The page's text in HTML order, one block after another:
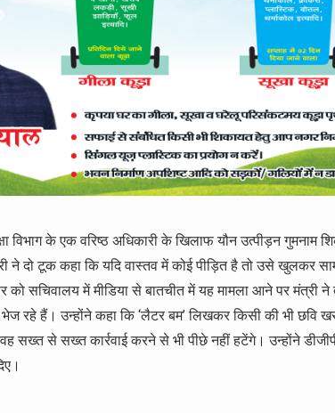
विभाग के एक वरिष्ठ अधिकारी के खिलाफ यौन उत्पीड़न गुमनाम
ने दो टूक कहा कि यदि वास्तव में कोई पीड़ित है तो उसे खुलकर
को सचिवालय में मीडिया से बातचीत में यह मामला आने पर मंत्री
रहे हैं। उन्होंने कहा कि ‘लैटर बम’ लिखकर किसी की भी छवि
वह सख्त से सख्त कार्रवाई करने से भी पीछे नहीं हटेंगे। उन्होंने